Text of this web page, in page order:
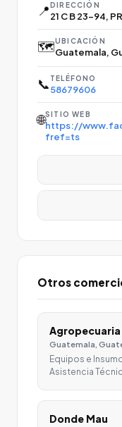
📍DIRECCIÓN
21 C B 23-94,
🗺️UBICACIÓN
Guatemala,
📞 TELÉFONO
58679606
🌐SITIO WEB
https://
fref=ts
Otros
Agropecuaria
Guatemala,
Equipos e
Asistencia
Donde Mau